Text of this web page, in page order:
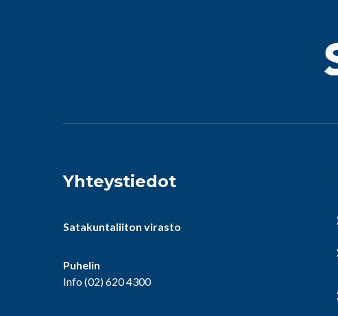
Yhteystiedot
Satakuntaliiton virasto
Puhelin
Info(02) 620 4300